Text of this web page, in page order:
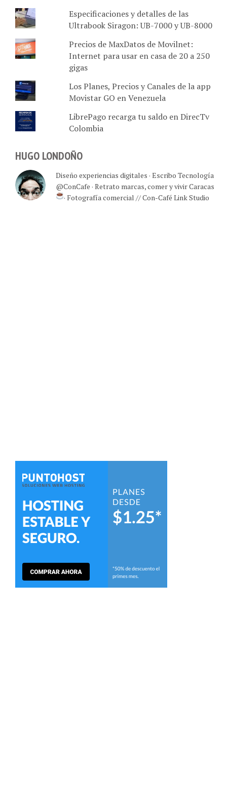
Especificaciones y detalles de las
Ultrabook Siragon: UB-7000 y UB-8000
Precios de MaxDatos de Movilnet:
Internet para usar en casa de 20 a 250
gigas
Los Planes, Precios y Canales de la app
Movistar GO en Venezuela
LibrePago recarga tu saldo en DirecTv
Colombia
HUGO LONDOÑO
Diseño experiencias digitales · Escribo Tecnología
@ConCafe · Retrato marcas, comer y vivir Caracas
· Fotografía comercial // Con-Café Link Studio